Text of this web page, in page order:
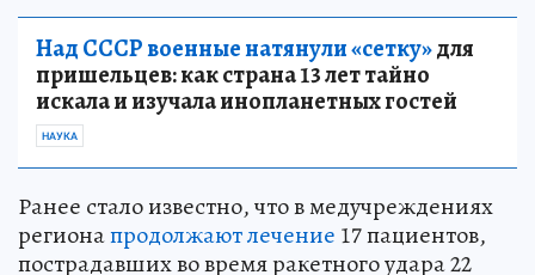
Над СССР военные натянули «сетку»для
пришельцев: как страна 13 лет тайно
искала и изучала инопланетных гостей
НАУКА
Ранее стало известно, что в медучреждениях
регионапродолжают лечение 17 пациентов,
пострадавших во время ракетного удара 22